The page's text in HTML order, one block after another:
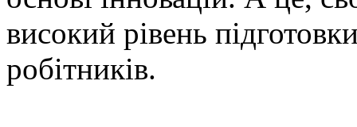
високий рівень
робітників.